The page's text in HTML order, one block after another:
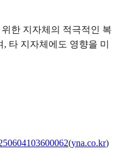
한 지자체의 적극적인 복
타 지자체에도 영향을 미
(yna.co.kr)